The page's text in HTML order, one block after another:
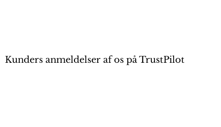
Kunders anmeldelser af os på TrustPilot